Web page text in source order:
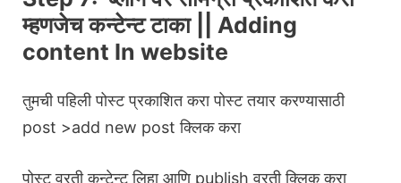
म्हणजेच कन्टेन्ट टाका || Adding
content In website
तुमची पहिली पोस्ट प्रकाशित करा पोस्ट तयार करण्यासाठी
post >add new post क्लिक करा
पोस्ट वरती कन्टेन्ट लिहा आणि publish वरती क्लिक करा